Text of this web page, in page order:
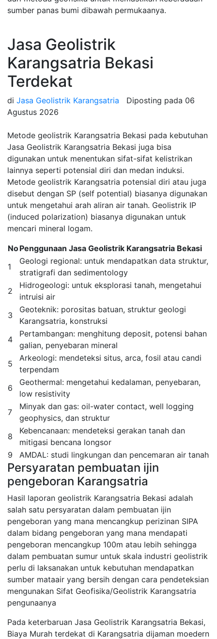
sumber panas bumi dibawah permukaanya.
Jasa Geolistrik
Karangsatria Bekasi
Terdekat
di Jasa Geolistrik Karangsatria Diposting pada 06
Agustus 2026
Metode geolistrik Karangsatria Bekasi pada kebutuhan
Jasa Geolistrik Karangsatria Bekasi juga bisa
digunakan untuk menentukan sifat-sifat kelistrikan
lainnya seperti potensial diri dan medan induksi.
Metode geolistrik Karangsatria potensial diri atau juga
disebut dengan SP (self potential) biasanya digunakan
untuk mengetahui arah aliran air tanah. Geolistrik IP
(induced polarization) biasanya digunakan untuk
mencari mineral logam.
NoPenggunaan Jasa Geolistrik Karangsatria Bekasi
1
Geologi regional: untuk mendapatkan data struktur,
stratigrafi dan sedimentology
2
Hidrogeologi: untuk eksplorasi tanah, mengetahui
intruisi air
3
Geoteknik: porositas batuan, struktur geologi
Karangsatria, konstruksi
4
Pertambangan: menghitung deposit, potensi bahan
galian, penyebaran mineral
5
Arkeologi: mendeteksi situs, arca, fosil atau candi
terpendam
6
Geothermal: mengetahui kedalaman, penyebaran,
low resistivity
7
Minyak dan gas: oil-water contact, well logging
geophysics, dan struktur
8
Kebencanaan: mendeteksi gerakan tanah dan
mitigasi bencana longsor
9
AMDAL: studi lingkungan dan pencemaran air tanah
Persyaratan pembuatan ijin
pengeboran Karangsatria
Hasil laporan geolistrik Karangsatria Bekasi adalah
salah satu persyaratan dalam pembuatan ijin
pengeboran yang mana mencangkup perizinan SIPA
dalam bidang pengeboran yang mana mendapati
pengeboran mencangkup 100m atau lebih sehingga
dalam pembuatan sumur untuk skala industri geolistrik
perlu di laksanakan untuk kebutuhan mendapatkan
sumber mataair yang bersih dengan cara pendeteksian
mengunakan Sifat Geofisika/Geolistrik Karangsatria
pengunaanya
Pada keterbaruan Jasa Geolistrik Karangsatria Bekasi,
Biaya Murah terdekat di Karangsatria dijaman moedern